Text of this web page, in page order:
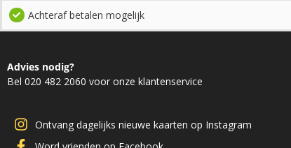
Achteraf betalen mogelijk
Advies nodig?
Bel 020 482 2060 voor onze klantenservice
Ontvang dagelijks nieuwe kaarten op Instagram